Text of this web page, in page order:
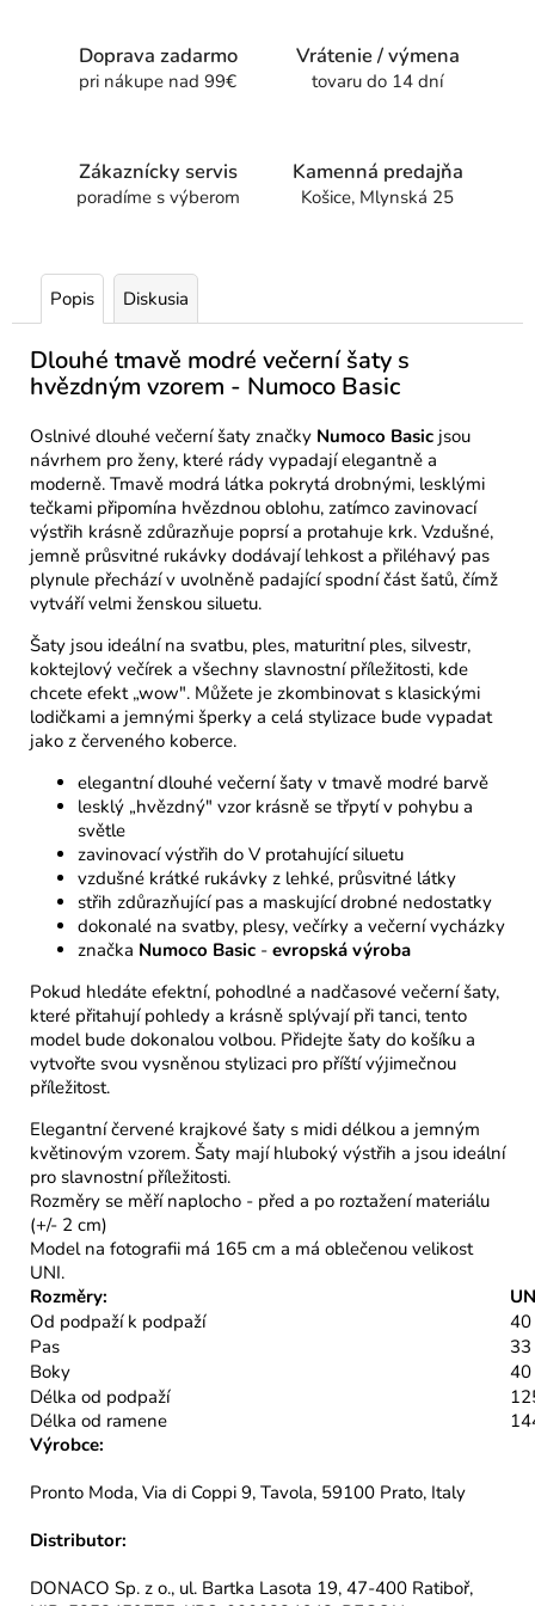
Doprava zadarmo
pri nákupe nad 99€
Vrátenie / výmena
tovaru do 14 dní
Zákaznícky servis
poradíme s výberom
Kamenná predajňa
Košice, Mlynská 25
Popis Diskusia
Dlouhé tmavě modré večerní šaty s
hvězdným vzorem - Numoco Basic
Oslnivé dlouhé večerní šaty značky Numoco Basic jsou
návrhem pro ženy, které rády vypadají elegantně a
moderně. Tmavě modrá látka pokrytá drobnými, lesklými
tečkami připomína hvězdnou oblohu, zatímco zavinovací
výstřih krásně zdůrazňuje poprsí a protahuje krk. Vzdušné,
jemně průsvitné rukávky dodávají lehkost a přiléhavý pas
plynule přechází v uvolněně padající spodní část šatů, čímž
vytváří velmi ženskou siluetu.
Šaty jsou ideální na svatbu, ples, maturitní ples, silvestr,
koktejlový večírek a všechny slavnostní příležitosti, kde
chcete efekt „wow". Můžete je zkombinovat s klasickými
lodičkami a jemnými šperky a celá stylizace bude vypadat
jako z červeného koberce.
elegantní dlouhé večerní šaty v tmavě modré barvě
lesklý „hvězdný" vzor krásně se třpytí v pohybu a
světle
zavinovací výstřih do V protahující siluetu
vzdušné krátké rukávky z lehké, průsvitné látky
střih zdůrazňující pas a maskující drobné nedostatky
dokonalé na svatby, plesy, večírky a večerní vycházky
značka Numoco Basic - evropská výroba
Pokud hledáte efektní, pohodlné a nadčasové večerní šaty,
které přitahují pohledy a krásně splývají při tanci, tento
model bude dokonalou volbou. Přidejte šaty do košíku a
vytvořte svou vysněnou stylizaci pro příští výjimečnou
příležitost.
Elegantní červené krajkové šaty s midi délkou a jemným
květinovým vzorem. Šaty mají hluboký výstřih a jsou ideální
pro slavnostní příležitosti.
Rozměry se měří naplocho - před a po roztažení materiálu
(+/- 2 cm)
Model na fotografii má 165 cm a má oblečenou velikost
UNI.
Rozměry:
Od podpaží k podpaží
Pas
Boky
Délka od podpaží
Délka od ramene
Výrobce:
Pronto Moda, Via di Coppi 9, Tavola, 59100 Prato, Italy
Distributor:
DONACO Sp. z o., ul. Bartka Lasota 19, 47-400 Ratiboř,